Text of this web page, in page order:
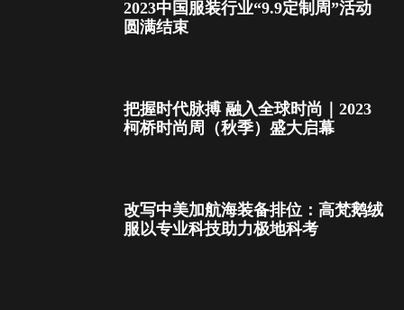
2023中国服装行业“9.9定制周”活动
圆满结束
把握时代脉搏 融入全球时尚｜2023
柯桥时尚周（秋季）盛大启幕
改写中美加航海装备排位：高梵鹅绒
服以专业科技助力极地科考